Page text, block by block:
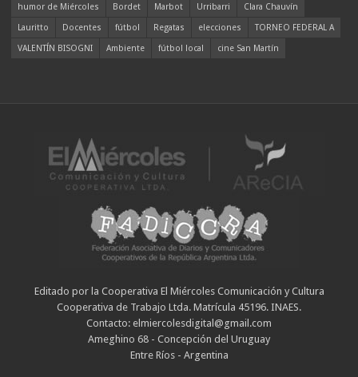
humor de Miércoles
Bordet Marbot Urribarri
Clara Chauvín
Lauritto
Docentes fútbol Regatas elecciones
TORNEO FEDERAL A
VALENTÍN BISOGNI
Ambiente fútbol local cine San Martín
Editado por la Cooperativa El Miércoles Comunicación y Cultura
Cooperativa de Trabajo Ltda. Matrícula 45196. INAES.
Contacto: elmiercolesdigital@gmail.com
Ameghino 68 - Concepción del Uruguay
Entre Ríos - Argentina